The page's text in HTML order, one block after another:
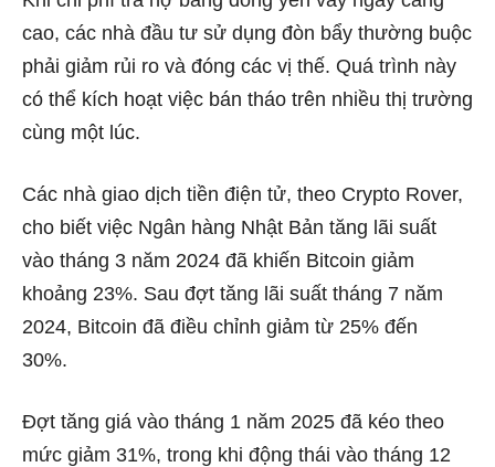
cao, các nhà đầu tư sử dụng đòn bẩy thường buộc
phải giảm rủi ro và đóng các vị thế. Quá trình này
có thể kích hoạt việc bán tháo trên nhiều thị trường
cùng một lúc.
Các nhà giao dịch tiền điện tử, theo Crypto Rover,
cho biết việc Ngân hàng Nhật Bản tăng lãi suất
vào tháng 3 năm 2024 đã khiến Bitcoin giảm
khoảng 23%. Sau đợt tăng lãi suất tháng 7 năm
2024, Bitcoin đã điều chỉnh giảm từ 25% đến
30%.
Đợt tăng giá vào tháng 1 năm 2025 đã kéo theo
mức giảm 31%, trong khi động thái vào tháng 12